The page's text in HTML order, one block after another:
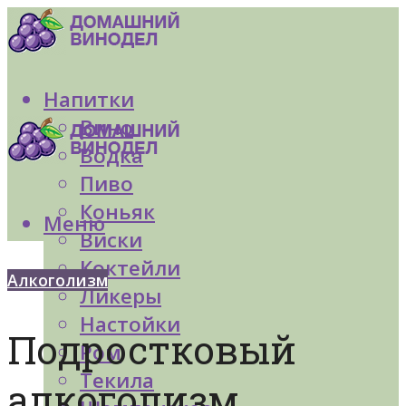
Напитки
Вино
Водка
Пиво
Коньяк
Виски
Коктейли
Ликеры
Настойки
Ром
Текила
Меню
Алкоголизм
Подростковый